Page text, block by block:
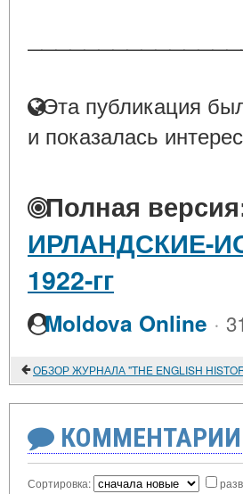
Эта публикация
и показалась
Полная
ИРЛАНДСКИЕ-
1922-гг
Moldova Online ·
Сортировка: